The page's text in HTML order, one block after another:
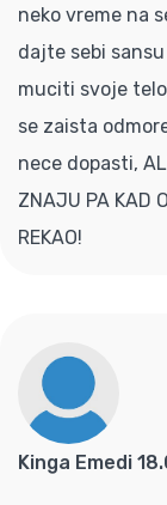
neko vreme na
dajte sebi
muciti svoje
se zaista
nece dopasti,
ZNAJU PA KAD
REKAO!
Kinga Emedi